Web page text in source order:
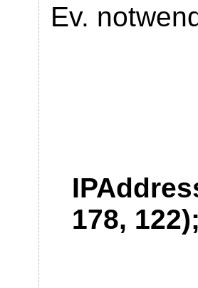
Ev.
178,